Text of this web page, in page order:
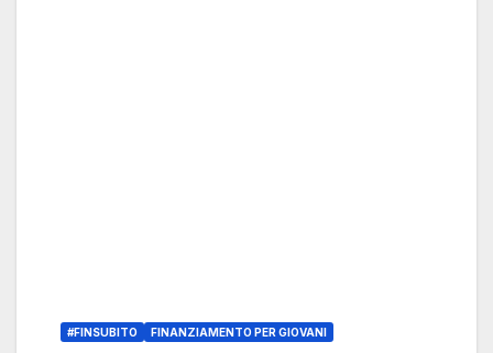
#FINSUBITO FINANZIAMENTO PER GIOVANI